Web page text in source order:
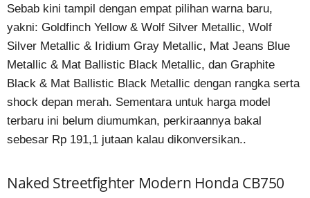
Sebab kini tampil dengan empat pilihan warna baru,
yakni: Goldfinch Yellow & Wolf Silver Metallic, Wolf
Silver Metallic & Iridium Gray Metallic, Mat Jeans Blue
Metallic & Mat Ballistic Black Metallic, dan Graphite
Black & Mat Ballistic Black Metallic dengan rangka serta
shock depan merah. Sementara untuk harga model
terbaru ini belum diumumkan, perkiraannya bakal
sebesar Rp 191,1 jutaan kalau dikonversikan..
Naked Streetfighter Modern Honda CB750